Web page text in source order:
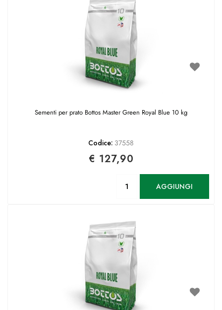
Sementi per prato Bottos Master Green Royal Blue 10 kg
Codice: 37558
€ 127,90
AGGIUNGI